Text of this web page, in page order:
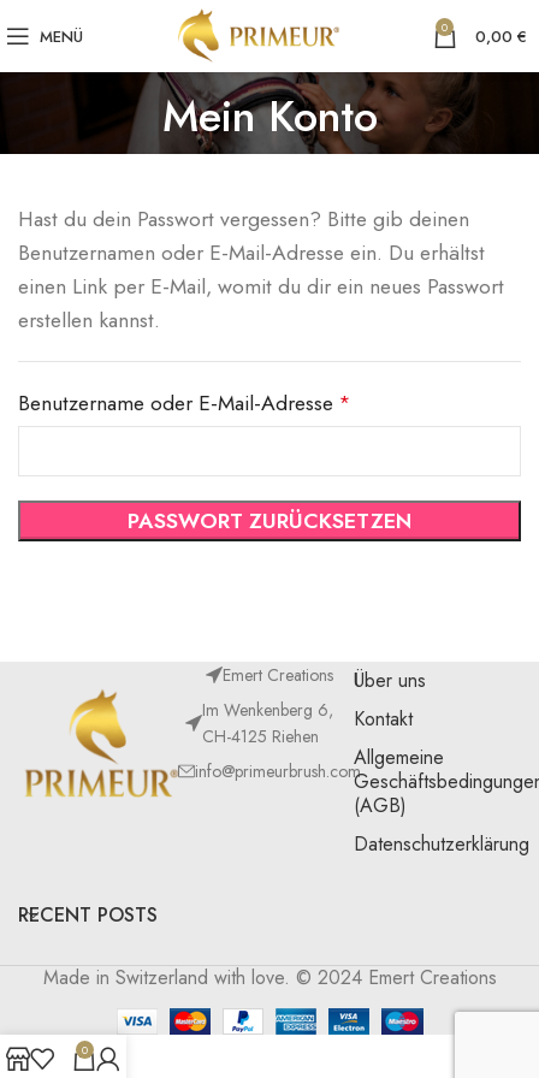
MENÜ 0 0,00 €
Mein Konto
Hast du dein Passwort vergessen? Bitte gib deinen
Benutzernamen oder E-Mail-Adresse ein. Du erhältst
einen Link per E-Mail, womit du dir ein neues Passwort
erstellen kannst.
Benutzername oder E-Mail-Adresse *
PASSWORT ZURÜCKSETZEN
Emert Creations
Im Wenkenberg 6,
CH-4125 Riehen
info@primeurbrush.com
Über uns
Kontakt
Allgemeine
(AGB)
Datenschutzerklärung
RECENT POSTS
Made in Switzerland with love. © 2024 Emert Creations
0